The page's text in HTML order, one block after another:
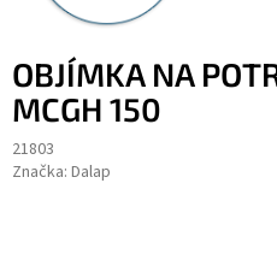
OBJÍMKA NA
MCGH 150
21803
Značka: Dalap